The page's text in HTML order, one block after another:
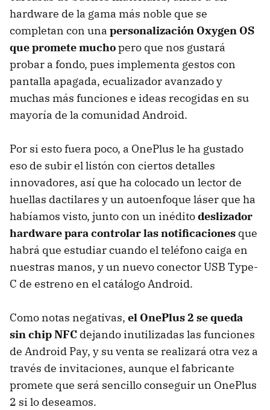
hardware de la gama más noble que se
completan con una personalización Oxygen OS
que promete muchopero que nos gustará
probar a fondo, pues implementa gestos con
pantalla apagada, ecualizador avanzado y
muchas más funciones e ideas recogidas en su
mayoría de la comunidad Android.
Por si esto fuera poco, a OnePlus le ha gustado
eso de subir el listón con ciertos detalles
innovadores, así que ha colocado un lector de
huellas dactilares y un autoenfoque láser que ha
habíamos visto, junto con un inéditodeslizador
hardware para controlar las notificaciones que
habrá que estudiar cuando el teléfono caiga en
nuestras manos, y un nuevo conector USB Type-
C de estreno en el catálogo Android.
Como notas negativas, el OnePlus 2 se queda
sin chip NFC dejando inutilizadas las funciones
de Android Pay, y su venta se realizará otra vez a
través de invitaciones, aunque el fabricante
promete que será sencillo conseguir un OnePlus
2 si lo deseamos.